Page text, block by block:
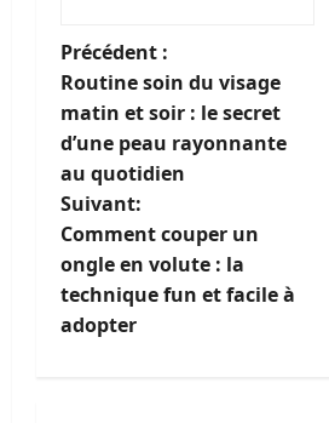
N
a
v
i
g
a
Précédent :
Routine soin du visage
matin et soir : le secret
d’une peau rayonnante
au quotidien
Suivant:
Comment couper un
ongle en volute : la
technique fun et facile à
adopter